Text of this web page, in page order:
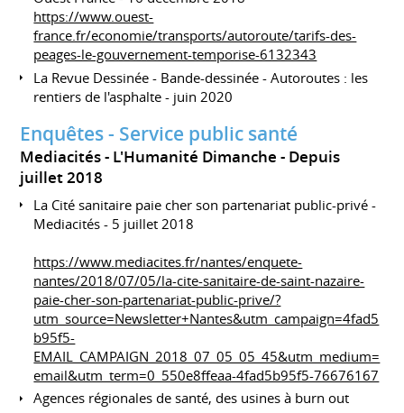
https://www.ouest-
france.fr/economie/transports/autoroute/tarifs-des-
peages-le-gouvernement-temporise-6132343
La Revue Dessinée - Bande-dessinée - Autoroutes : les
rentiers de l'asphalte - juin 2020
Enquêtes - Service public santé
Mediacités - L'Humanité Dimanche
Depuis
juillet 2018
La Cité sanitaire paie cher son partenariat public-privé -
Mediacités - 5 juillet 2018
https://www.mediacites.fr/nantes/enquete-
nantes/2018/07/05/la-cite-sanitaire-de-saint-nazaire-
paie-cher-son-partenariat-public-prive/?
utm_source=Newsletter+Nantes&utm_campaign=4fad5
b95f5-
EMAIL_CAMPAIGN_2018_07_05_05_45&utm_medium=
email&utm_term=0_550e8ffeaa-4fad5b95f5-76676167
Agences régionales de santé, des usines à burn out